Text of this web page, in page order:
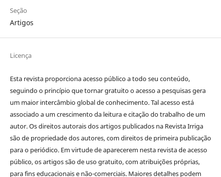
Seção
Artigos
Licença
Esta revista proporciona acesso público a todo seu conteúdo,
seguindo o princípio que tornar gratuito o acesso a pesquisas gera
um maior intercâmbio global de conhecimento. Tal acesso está
associado a um crescimento da leitura e citação do trabalho de um
autor. Os direitos autorais dos artigos publicados na Revista Irriga
são de propriedade dos autores, com direitos de primeira publicação
para o periódico. Em virtude de aparecerem nesta revista de acesso
público, os artigos são de uso gratuito, com atribuições próprias,
para fins educacionais e não-comerciais. Maiores detalhes podem